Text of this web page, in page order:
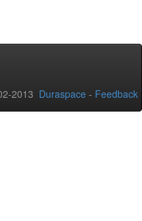
2013 Duraspace - Feedback